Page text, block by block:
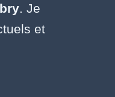
. Je
et